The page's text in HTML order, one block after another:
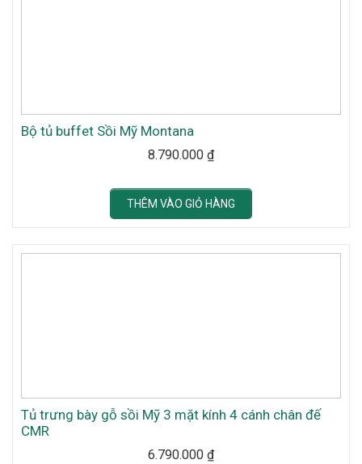
Bộ tủ buffet Sồi Mỹ Montana
8.790.000 ₫
THÊM VÀO GIỎ HÀNG
Tủ trưng bày gỗ sồi Mỹ 3 mặt kính 4 cánh chân đế
CMR
6.790.000 ₫